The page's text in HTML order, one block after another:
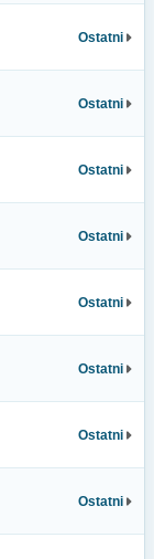
Ostatni
Ostatni
Ostatni
Ostatni
Ostatni
Ostatni
Ostatni
Ostatni